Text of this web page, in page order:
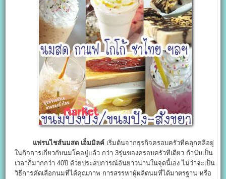
แฟรนไชส์นมสด เอ็มมิลค์ เริ่มต้นจากธุรกิจครอบครัวที่คลุกคลีอยู่
ในกิจการเกี่ยวกับนมโคอยู่แล้ว กว่า 3รุ่นของครอบครัวทีเดียว ถ้านับเป็น
เวลาก็มากกว่า 40ปี ด้วยประสบการณ์อันยาวนานในจุดนี้เอง ไม่ว่าจะเป็น
วิธีการคัดเลือกนมที่ได้คุณภาพ การสรรหาผู้ผลิตนมที่ได้มาตรฐาน หรือ